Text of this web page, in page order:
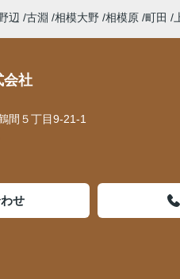
辺 古淵 相模大野 相模原 町田
会社
間５丁目9-21-1
せ